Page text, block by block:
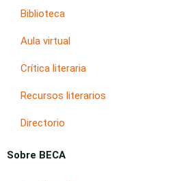
Biblioteca
Aula virtual
Crítica literaria
Recursos literarios
Directorio
Sobre BECA